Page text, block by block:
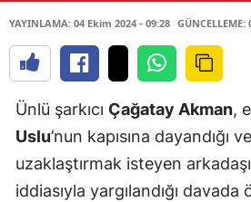
YAYINLAMA: 04 Ekim 2024 - 09:28
Ünlü şarkıcı Çağatay Akman,
Uslu’nun kapısına dayandığı
uzaklaştırmak isteyen
iddiasıyla yargılandığı